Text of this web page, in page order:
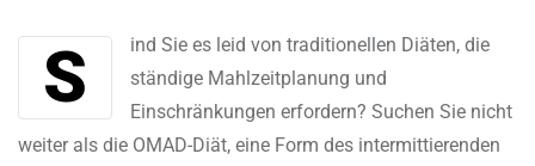
Sind Sie es leid von traditionellen Diäten, die
ständige Mahlzeitplanung und
Einschränkungen erfordern? Suchen Sie nicht
weiter als die OMAD-Diät, eine Form des intermittierenden